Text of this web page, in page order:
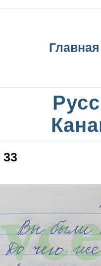
Главная
33